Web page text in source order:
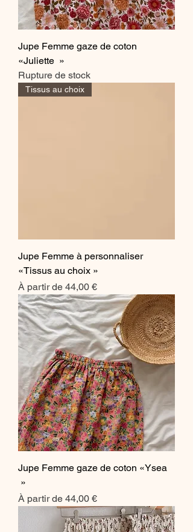
Jupe Femme gaze de coton
«Juliette »
Rupture de stock
Tissus au choix
Jupe Femme à personnaliser
«Tissus au choix »
À partir de 44,00 €
Prix promotionnel
Jupe Femme gaze de coton «Ysea
»
À partir de 44,00 €
Prix promotionnel